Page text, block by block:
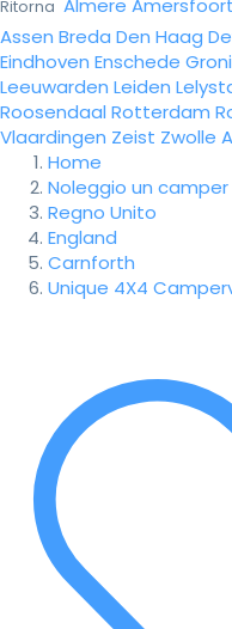
Ritorna Almere Amersfoort
Assen Breda Den Haag
Eindhoven Enschede
Leeuwarden Leiden
Roosendaal Rotterdam
Vlaardingen Zeist Zwolle
Home
Noleggio un camper
Regno Unito
England
Carnforth
Unique 4X4